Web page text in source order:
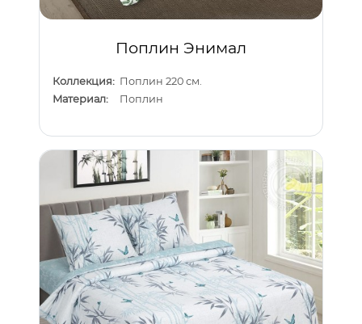
Поплин Энимал
Коллекция: Поплин 220 см.
Материал:
Поплин